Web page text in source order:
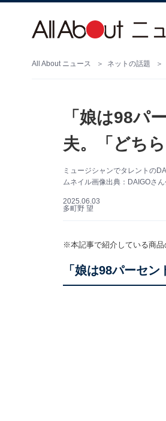
All About ニュース ネットの話題
「娘は98パ
夫。「どち
ミュージシャンでタレントの
ムネイル画像出典：DAIGOさん
2025.06.03
多町野 望
※本記事で紹介している商品
「娘は98パーセン